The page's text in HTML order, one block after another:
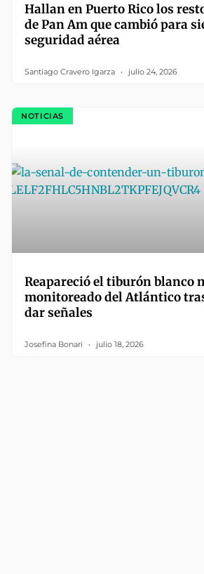
Hallan en Puerto Rico los
de Pan Am que cambió para
seguridad aérea
Santiago Cravero Igarza julio 24, 2026
NOTICIAS
Reapareció el tiburón blanco
monitoreado del Atlántico
dar señales
Josefina Bonari julio 18, 2026